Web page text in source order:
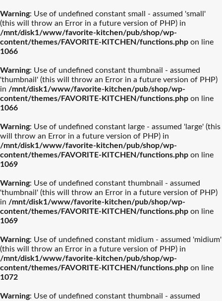
Warning: Use of undefined constant small - assumed 'small'
(this will throw an Error in a future version of PHP) in
/mnt/disk1/www/favorite-kitchen/pub/shop/wp-
content/themes/FAVORITE-KITCHEN/functions.php on line
1066
Warning: Use of undefined constant thumbnail - assumed
'thumbnail' (this will throw an Error in a future version of PHP)
in /mnt/disk1/www/favorite-kitchen/pub/shop/wp-
content/themes/FAVORITE-KITCHEN/functions.php on line
1066
Warning: Use of undefined constant large - assumed 'large' (this
will throw an Error in a future version of PHP) in
/mnt/disk1/www/favorite-kitchen/pub/shop/wp-
content/themes/FAVORITE-KITCHEN/functions.php on line
1069
Warning: Use of undefined constant thumbnail - assumed
'thumbnail' (this will throw an Error in a future version of PHP)
in /mnt/disk1/www/favorite-kitchen/pub/shop/wp-
content/themes/FAVORITE-KITCHEN/functions.php on line
1069
Warning: Use of undefined constant midium - assumed 'midium'
(this will throw an Error in a future version of PHP) in
/mnt/disk1/www/favorite-kitchen/pub/shop/wp-
content/themes/FAVORITE-KITCHEN/functions.php on line
1072
Warning: Use of undefined constant thumbnail - assumed